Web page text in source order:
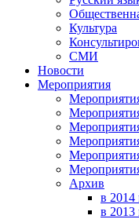
Культура
СМИ
Новости
Мероприятия
Архив
в 2014
в 2013